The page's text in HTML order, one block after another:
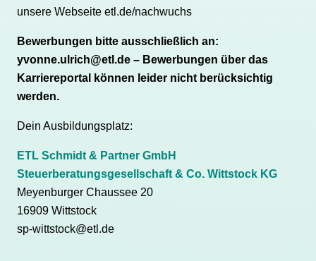
unsere Webseite etl.de/nachwuchs
Bewerbungen bitte ausschließlich an:
yvonne.ulrich@etl.de – Bewerbungen über das
Karriereportal können leider nicht berücksichtig
werden.
Dein Ausbildungsplatz:
ETL Schmidt & Partner GmbH
Steuerberatungsgesellschaft & Co. Wittstock KG
Meyenburger Chaussee 20
16909 Wittstock
sp-wittstock@etl.de